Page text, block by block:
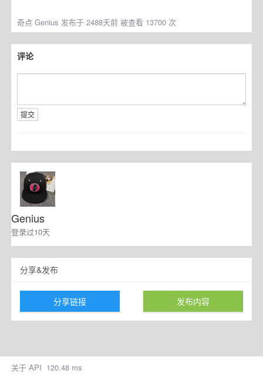
奇点 Genius 发布于 2488天前 被查看 13700 次
评论
提交
Genius
登录过10天
分享&发布
分享链接 发布内容
关于 API 120.48 ms